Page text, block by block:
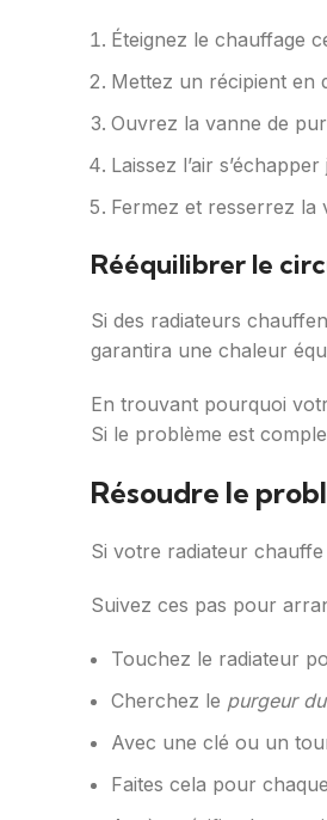
Éteignez le chauffage
Mettez un récipient en
Ouvrez la vanne de
Laissez l’air
Fermez et resserrez la
Rééquilibrer le
Si des radiateurs
garantira une chaleur
En trouvant pourquoi
Si le problème est
Résoudre le
Si votre radiateur chauffe
Suivez ces pas pour
Touchez le radiateur
Cherchez le purgeur
Avec une clé ou un
Faites cela pour